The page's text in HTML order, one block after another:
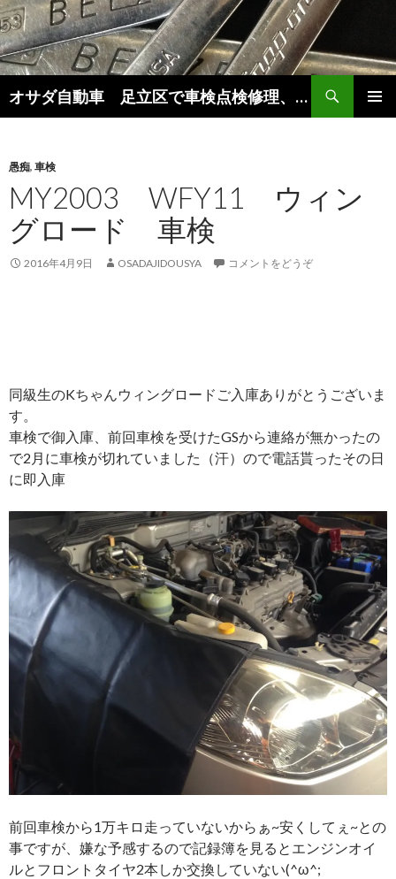
オサダ自動車 足立区で車検点検修理、新車中古車販売をしています。
索
ン
ツ
へ
移
動
愚痴, 車検
MY2003 WFY11 ウィン
グロード 車検
2016年4月9日 OSADAJIDOUSYA コメントをどうぞ
同級生のKちゃんウィングロードご入庫ありがとうございま
す。
車検で御入庫、前回車検を受けたGSから連絡が無かったの
で2月に車検が切れていました（汗）ので電話貰ったその日
に即入庫
前回車検から1万キロ走っていないからぁ~安くしてぇ~との
事ですが、嫌な予感するので記録簿を見るとエンジンオイ
ルとフロントタイヤ2本しか交換していない(^ω^;